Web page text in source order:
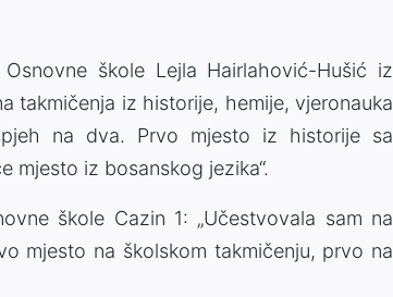
škole Lejla Hairlahović-Hušić iz
takmičenja iz historije, hemije, vjeronauka
na dva. Prvo mjesto iz historije sa
mjesto iz bosanskog jezika“.
škole Cazin 1: „Učestvovala sam na
mjesto na školskom takmičenju, prvo na